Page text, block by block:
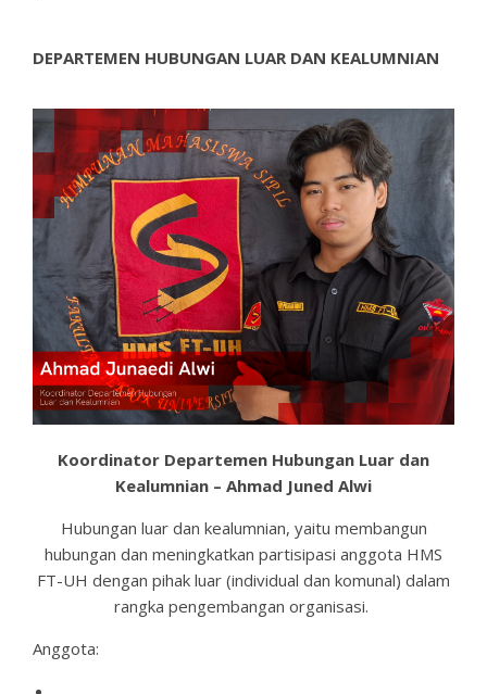
DEPARTEMEN HUBUNGAN LUAR DAN KEALUMNIAN
Koordinator Departemen Hubungan Luar dan
Kealumnian – Ahmad Juned Alwi
Hubungan luar dan kealumnian, yaitu membangun
hubungan dan meningkatkan partisipasi anggota HMS
FT-UH dengan pihak luar (individual dan komunal) dalam
rangka pengembangan organisasi.
Anggota: